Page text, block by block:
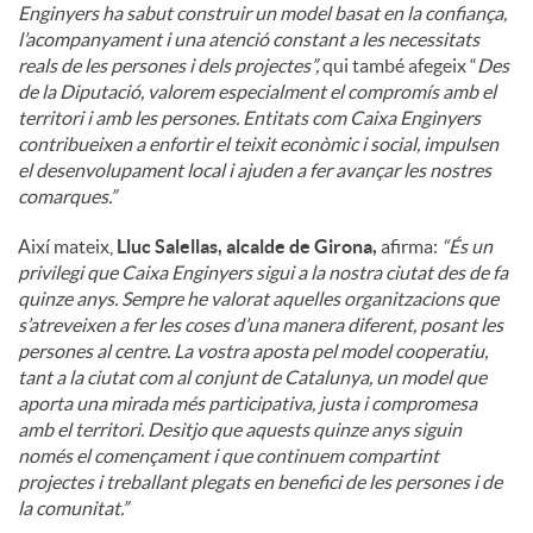
Enginyers ha sabut construir un model basat en la confiança,
l’acompanyament i una atenció constant a les necessitats
reals de les persones i dels projectes”,qui també afegeix “Des
de la Diputació, valorem especialment el compromís amb el
territori i amb les persones. Entitats com Caixa Enginyers
contribueixen a enfortir el teixit econòmic i social, impulsen
el desenvolupament local i ajuden a fer avançar les nostres
comarques.”
Així mateix, Lluc Salellas, alcalde de Girona, afirma: “És un
privilegi que Caixa Enginyers sigui a la nostra ciutat des de fa
quinze anys. Sempre he valorat aquelles organitzacions que
s’atreveixen a fer les coses d’una manera diferent, posant les
persones al centre. La vostra aposta pel model cooperatiu,
tant a la ciutat com al conjunt de Catalunya, un model que
aporta una mirada més participativa, justa i compromesa
amb el territori. Desitjo que aquests quinze anys siguin
només el començament i que continuem compartint
projectes i treballant plegats en benefici de les persones i de
la comunitat.”